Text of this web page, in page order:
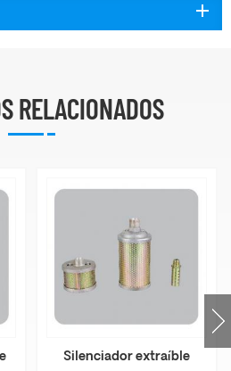
RELACIONADOS
Silenciador extraíble